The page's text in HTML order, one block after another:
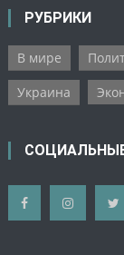
РУБРИКИ
В мире
Украина